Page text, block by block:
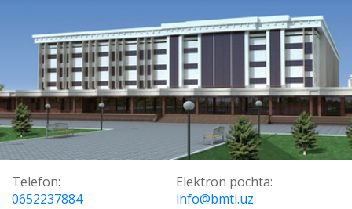
Telefon:
0652237884
Elektron pochta:
info@bmti.uz